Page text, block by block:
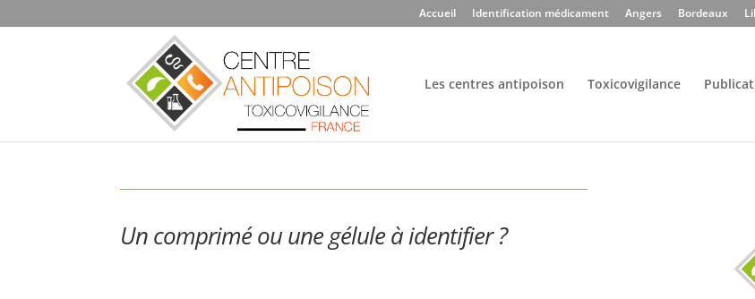
Accueil Identification médicament Angers Bordeaux
Les centres antipoison Toxicovigilance
Un comprimé ou une gélule à identifier ?